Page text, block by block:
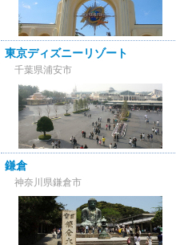
東京ディズニーリゾート
千葉県浦安市
鎌倉
神奈川県鎌倉市